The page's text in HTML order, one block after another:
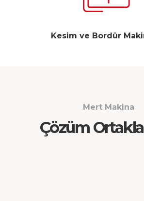
Kesim ve Bordür
Mert Makina
Çözüm